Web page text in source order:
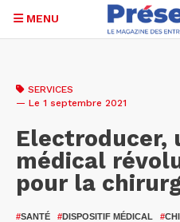
contenu
MENU
SERVICES
— Le 1 septembre 2021
Electroducer,
médical
pour la
#SANTÉ #DISPOSITIF MÉDICAL #